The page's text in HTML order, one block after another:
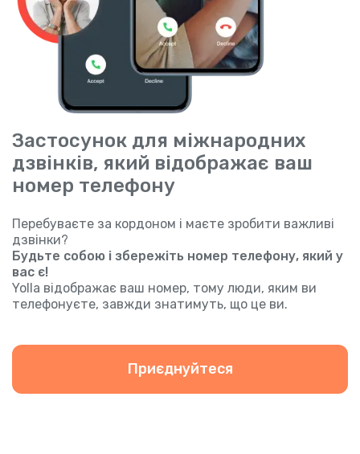
Застосунок для міжнародних
дзвінків, який відображає ваш
номер телефону
Перебуваєте за кордоном і маєте зробити важливі
дзвінки?
Будьте собою і збережіть номер телефону, який у
вас є!
Yolla відображає ваш номер, тому люди, яким ви
телефонуєте, завжди знатимуть, що це ви.
Приєднуйтеся